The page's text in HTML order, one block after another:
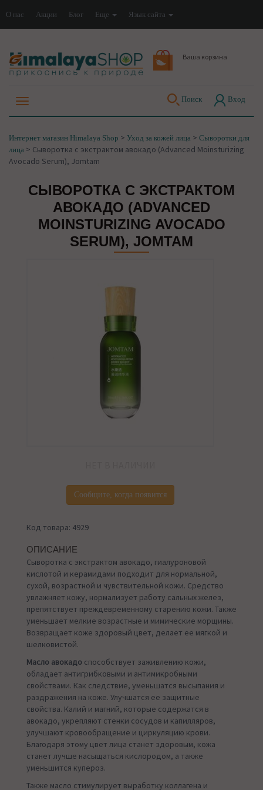
О нас Акции Блог Еще Язык сайта
Ваша корзина
Поиск Вход
Интернет магазин Himalaya Shop > Уход за кожей лица > Сыворотки для
лица > Сыворотка с экстрактом авокадо (Advanced Moinsturizing
Avocado Serum), Jomtam
СЫВОРОТКА С ЭКСТРАКТОМ
АВОКАДО (ADVANCED
MOINSTURIZING AVOCADO
SERUM), JOMTAM
Сообщите, когда появится
Код товара: 4929
ОПИСАНИЕ
Сыворотка с экстрактом авокадо, гиалуроновой
кислотой и керамидами подходит для нормальной,
сухой, возрастной и чувствительной кожи. Средство
увлажняет кожу, нормализует работу сальных желез,
препятствует преждевременному старению кожи. Также
уменьшает мелкие возрастные и мимические морщины.
Возвращает коже здоровый цвет, делает ее мягкой и
шелковистой.
Масло авокадо способствует заживлению кожи,
обладает антигрибковыми и антимикробными
свойствами. Как следствие, уменьшатся высыпания и
раздражения на коже. Улучшатся ее защитные
свойства. Калий и магний, которые содержатся в
авокадо, укрепляют стенки сосудов и капилляров,
улучшают кровообращение и циркуляцию крови.
Благодаря этому цвет лица станет здоровым, кожа
станет лучше насыщаться кислородом, а также
уменьшится купероз.
Также масло стимулирует выработку коллагена и